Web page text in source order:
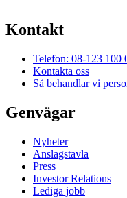
Kontakt
Telefon: 08-123 100
Kontakta oss
Så behandlar vi
Genvägar
Nyheter
Anslagstavla
Press
Investor Relations
Lediga jobb